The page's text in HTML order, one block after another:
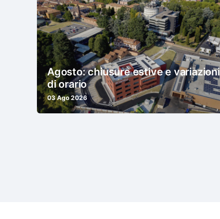
Agosto: chiusure estive e variazioni
di orario
03 Ago 2026